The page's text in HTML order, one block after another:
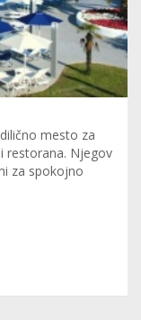
mesto za
restorana. Njegov
za spokojno